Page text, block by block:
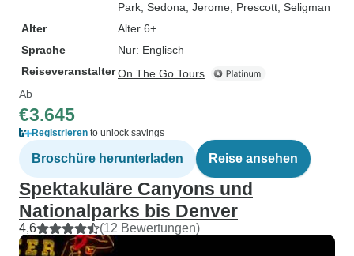
Park , Sedona , Jerome , Prescott , Seligman
Alter
Alter 6+
Sprache
Nur: Englisch
ReiseveranstalterOn The Go Tours
Ab
€3.645
Registrieren to unlock savings
Broschüre herunterladen Reise ansehen
Spektakuläre Canyons und
Nationalparks bis Denver
4,6 (12 Bewertungen)